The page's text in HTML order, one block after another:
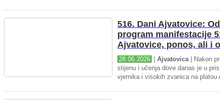
516. Dani Ajvatovice:
program manifestacije
Ajvatovice, ponos, ali i
28.06.2026 Ajvatovica| Nakon
stijenu i učenja dove danas je u
vjernika i visokih zvanica na platou